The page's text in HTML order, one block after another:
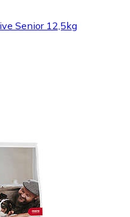
Senior 12,5kg